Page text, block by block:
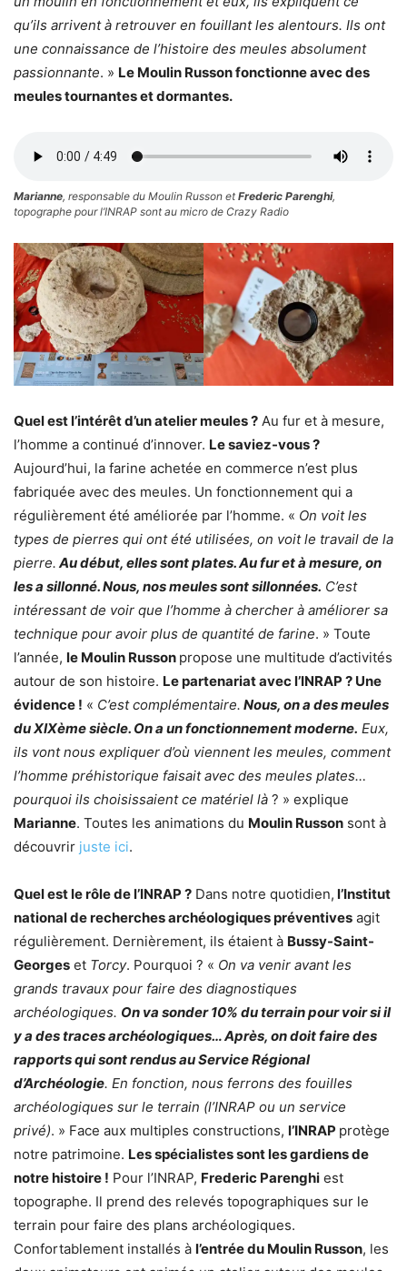
qu’ils arrivent à retrouver en fouillant les alentours. Ils ont
une connaissance de l’histoire des meules absolument
passionnante. » Le Moulin Russon fonctionne avec des
meules tournantes et dormantes.
Marianne, responsable du Moulin Russon etFrederic Parenghi,
topographe pour l’INRAP sont au micro de Crazy Radio
Quel est l’intérêt d’un atelier meules ? Au fur et à mesure,
l’homme a continué d’innover. Le saviez-vous ?
Aujourd’hui, la farine achetée en commerce n’est plus
fabriquée avec des meules. Un fonctionnement qui a
régulièrement été améliorée par l’homme. « On voit les
types de pierres qui ont été utilisées, on voit le travail de la
pierre. Au début, elles sont plates. Au fur et à mesure, on
les a sillonné. Nous, nos meules sont sillonnées. C’est
intéressant de voir que l’homme à chercher à améliorer sa
technique pour avoir plus de quantité de farine. » Toute
l’année, le Moulin Russon propose une multitude d’activités
autour de son histoire. Le partenariat avec l’INRAP ? Une
évidence ! « C’est complémentaire. Nous, on a des meules
du XIXème siècle. On a un fonctionnement moderne. Eux,
ils vont nous expliquer d’où viennent les meules, comment
l’homme préhistorique faisait avec des meules plates…
pourquoi ils choisissaient ce matériel là ? » explique
Marianne. Toutes les animations du Moulin Russon sont à
découvrir juste ici.
Quel est le rôle de l’INRAP ? Dans notre quotidien, l’Institut
national de recherches archéologiques préventives agit
régulièrement. Dernièrement, ils étaient à Bussy-Saint-
Georges et Torcy. Pourquoi ? « On va venir avant les
grands travaux pour faire des diagnostiques
archéologiques. On va sonder 10% du terrain pour voir si il
y a des traces archéologiques… Après, on doit faire des
rapports qui sont rendus au Service Régional
d’Archéologie. En fonction, nous ferrons des fouilles
archéologiques sur le terrain (l’INRAP ou un service
privé). » Face aux multiples constructions, l’INRAP protège
notre patrimoine. Les spécialistes sont les gardiens de
notre histoire ! Pour l’INRAP, Frederic Parenghi est
topographe. Il prend des relevés topographiques sur le
terrain pour faire des plans archéologiques.
Confortablement installés à l’entrée du Moulin Russon, les